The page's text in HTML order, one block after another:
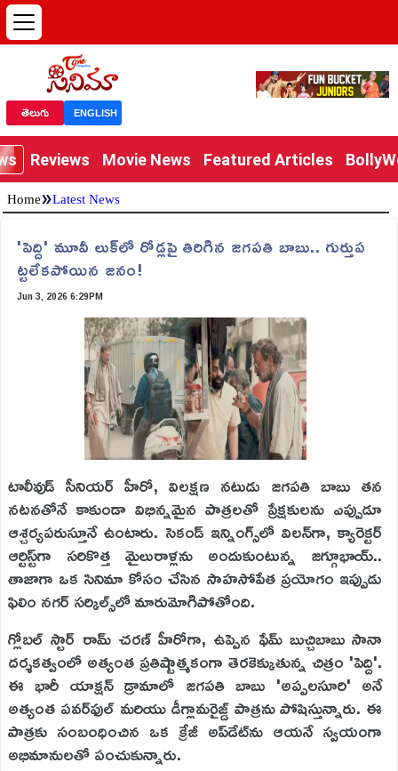
తెలుగు ENGLISH
Reviews Movie News Featured Articles
Home»Latest News
'పెద్ది' మూవీ లుక్‌లో రోడ్లపై తిరిగిన జగపతి బాబు.. గుర్తుప
ట్టలేకపోయిన జనం!
Jun 3, 2026 6:29PM
టాలీవుడ్ సీనియర్ హీరో, విలక్షణ నటుడు జగపతి బాబు తన
నటనతోనే కాకుండా విభిన్నమైన పాత్రలతో ప్రేక్షకులను ఎప్పుడూ
ఆశ్చర్యపరుస్తూనే ఉంటారు. సెకండ్ ఇన్నింగ్స్‌లో విలన్‌గా, క్యారెక్టర్
ఆర్టిస్ట్‌గా సరికొత్త మైలురాళ్లను అందుకుంటున్న జగ్గూభాయ్..
తాజాగా ఒక సినిమా కోసం చేసిన సాహసోపేత ప్రయోగం ఇప్పుడు
ఫిలిం నగర్ సర్కిల్స్‌లో మారుమోగిపోతోంది.
గ్లోబల్ స్టార్ రామ్ చరణ్ హీరోగా, ఉప్పెన ఫేమ్ బుచ్చిబాబు సానా
దర్శకత్వంలో అత్యంత ప్రతిష్టాత్మకంగా తెరకెక్కుతున్న చిత్రం 'పెద్ది'.
ఈ భారీ యాక్షన్ డ్రామాలో జగపతి బాబు 'అప్పలసూరి' అనే
అత్యంత పవర్‌ఫుల్ మరియు డీగ్లామరైజ్డ్ పాత్రను పోషిస్తున్నారు. ఈ
పాత్రకు సంబంధించిన ఒక క్రేజీ అప్‌డేట్‌ను ఆయనే స్వయంగా
అభిమానులతో పంచుకున్నారు.